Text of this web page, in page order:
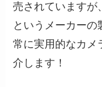
売されていますが
というメーカー
常に実用的なカメ
介します！